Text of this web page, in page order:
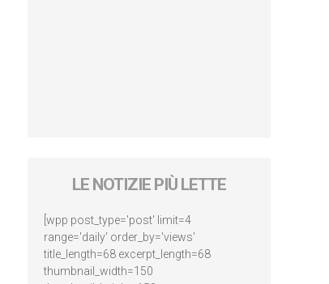
LE NOTIZIE PIÙ LETTE
[wpp post_type='post' limit=4
range='daily' order_by='views'
title_length=68 excerpt_length=68
thumbnail_width=150